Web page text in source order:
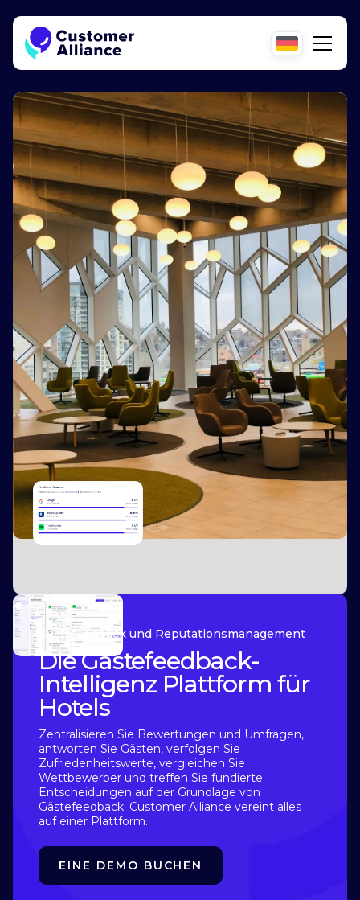
Gästefeedback und Reputationsmanagement
Die Gästefeedback-
Intelligenz Plattform für
Hotels
Zentralisieren Sie Bewertungen und Umfragen,
antworten Sie Gästen, verfolgen Sie
Zufriedenheitswerte, vergleichen Sie
Wettbewerber und treffen Sie fundierte
Entscheidungen auf der Grundlage von
Gästefeedback. Customer Alliance vereint alles
auf einer Plattform.
EINE DEMO BUCHEN
Slide 2 of 2.